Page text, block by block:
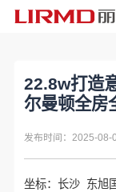
22.8w打造
尔曼顿全房
发布时间：2025-08-
坐标：长沙 东旭